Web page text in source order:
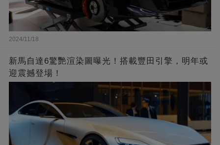
2024/11/18
新馬自達6驚艷渲染圖曝光！搭載豐田引擎，明年或
迎震撼登場！